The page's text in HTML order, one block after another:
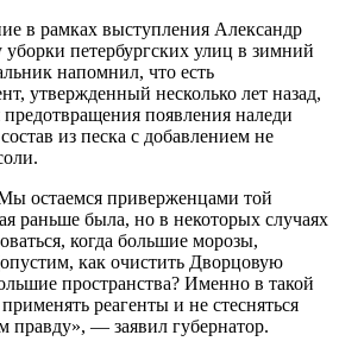
в рамках выступления Александр
уборки петербургских улиц в зимний
напомнил, что есть
утвержденный несколько лет назад,
предотвращения появления наледи
из песка с добавлением не
остаемся приверженцами той
раньше была, но в некоторых случаях
когда большие морозы,
как очистить Дворцовую
пространства? Именно в такой
реагенты и не стесняться
правду», — заявил губернатор.